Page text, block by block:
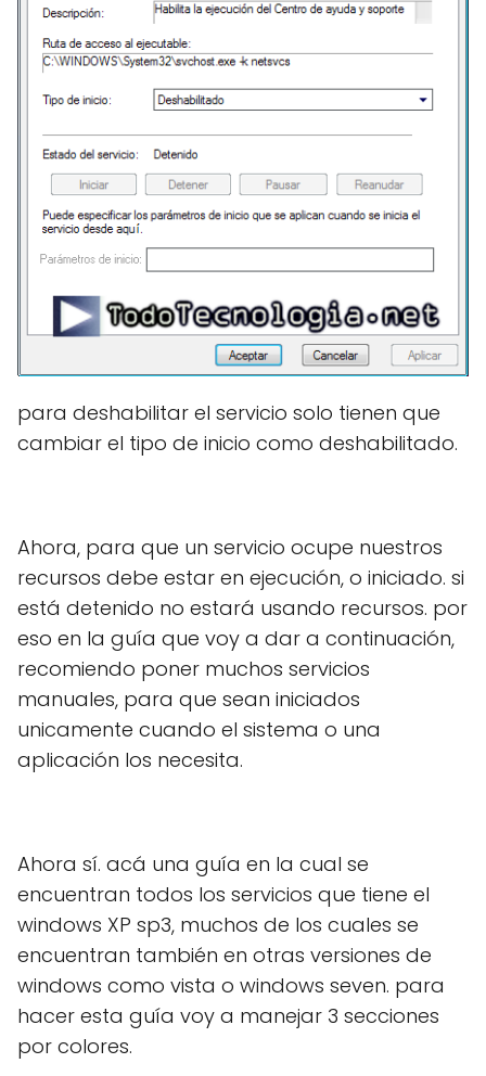
para deshabilitar el servicio solo tienen que
cambiar el tipo de inicio como deshabilitado.
Ahora, para que un servicio ocupe nuestros
recursos debe estar en ejecución, o iniciado. si
está detenido no estará usando recursos. por
eso en la guía que voy a dar a continuación,
recomiendo poner muchos servicios
manuales, para que sean iniciados
unicamente cuando el sistema o una
aplicación los necesita.
Ahora sí. acá una guía en la cual se
encuentran todos los servicios que tiene el
windows XP sp3, muchos de los cuales se
encuentran también en otras versiones de
windows como vista o windows seven. para
hacer esta guía voy a manejar 3 secciones
por colores.